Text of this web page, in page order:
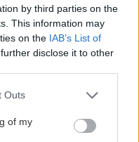
by third parties on the
This information may
on the IAB’s List of
disclose it to other
one or more Google
You may click to
its third-party tags to
Outs
of my
δημοσιογραφία και την
Επικοινωνίας και
του Εθνικού και